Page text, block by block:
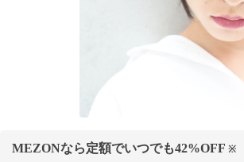
MEZONなら定額でいつでも42%OFF ※